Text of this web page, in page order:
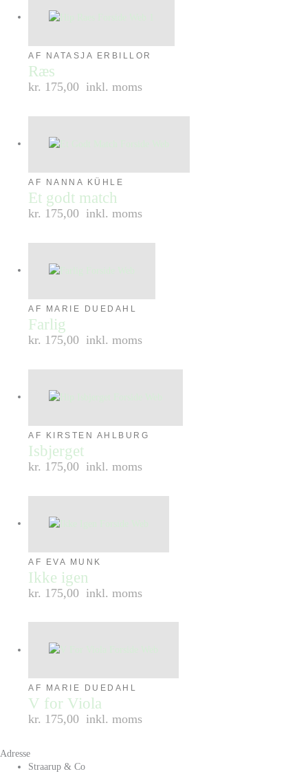
AF NATASJA ERBILLOR
Ræs
kr. 175,00 inkl. moms
AF NANNA KÜHLE
Et godt match
kr. 175,00 inkl. moms
AF MARIE DUEDAHL
Farlig
kr. 175,00 inkl. moms
AF KIRSTEN AHLBURG
Isbjerget
kr. 175,00 inkl. moms
AF EVA MUNK
Ikke igen
kr. 175,00 inkl. moms
AF MARIE DUEDAHL
V for Viola
kr. 175,00 inkl. moms
Adresse
Straarup & Co